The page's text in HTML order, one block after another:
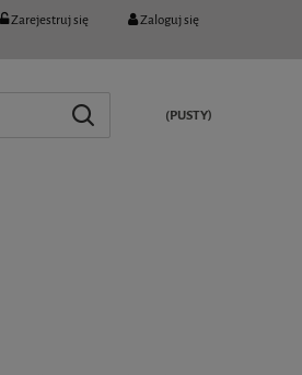
Zarejestruj się Zaloguj się
(PUSTY)